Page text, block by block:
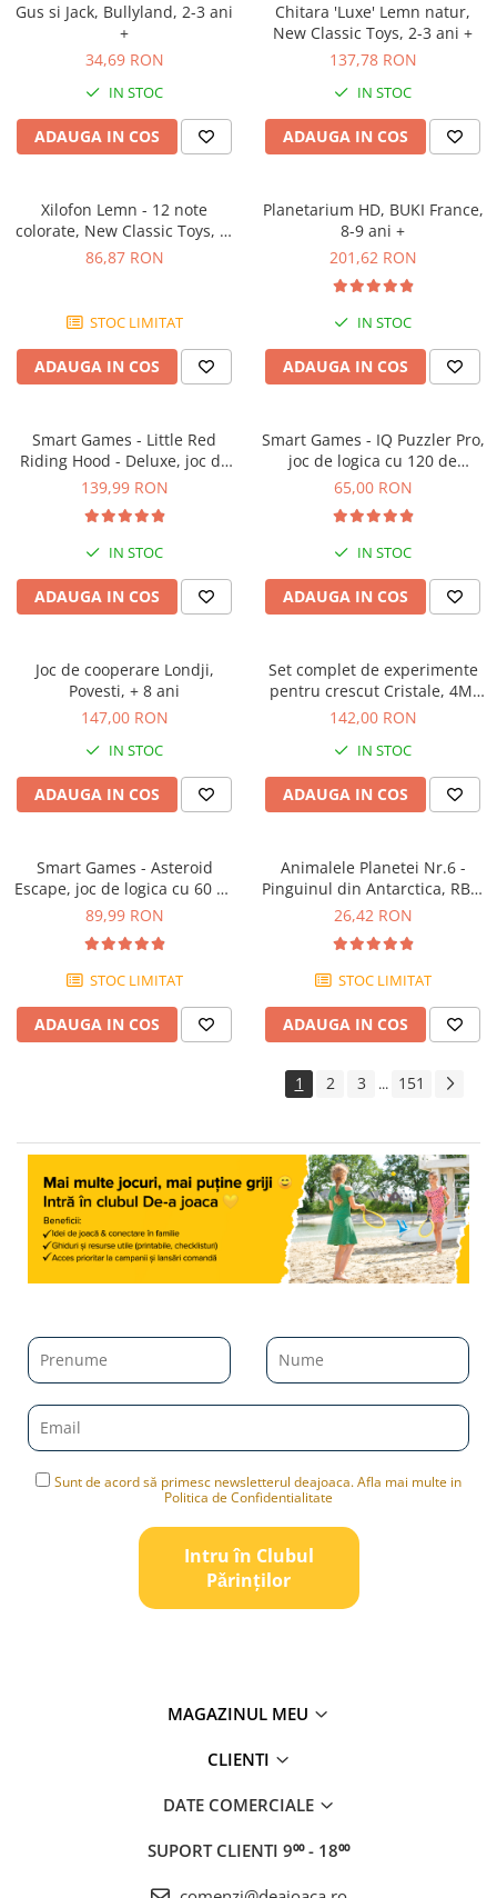
Gus si Jack, Bullyland, 2-3 ani
+
34,69 RON
IN STOC
ADAUGA IN COS
Chitara 'Luxe' Lemn natur,
New Classic Toys, 2-3 ani +
137,78 RON
IN STOC
ADAUGA IN COS
Xilofon Lemn - 12 note
colorate, New Classic Toys, 1-
2 ani +
86,87 RON
STOC LIMITAT
ADAUGA IN COS
Planetarium HD, BUKI France,
8-9 ani +
201,62 RON
IN STOC
ADAUGA IN COS
Smart Games - Little Red
Riding Hood - Deluxe, joc de
logica cu 48 de provocari, 4+
139,99 RON
IN STOC
ADAUGA IN COS
Smart Games - IQ Puzzler Pro,
joc de logica cu 120 de
provocari, 6+ ani
65,00 RON
IN STOC
ADAUGA IN COS
Joc de cooperare Londji,
Povesti, + 8 ani
147,00 RON
IN STOC
ADAUGA IN COS
Set complet de experimente
pentru crescut Cristale, 4M,
+10 ani
142,00 RON
IN STOC
ADAUGA IN COS
Smart Games - Asteroid
Escape, joc de logica cu 60 de
provocari, 8+ ani
89,99 RON
STOC LIMITAT
ADAUGA IN COS
Animalele Planetei Nr.6 -
Pinguinul din Antarctica, RBA,
18 luni+
26,42 RON
STOC LIMITAT
ADAUGA IN COS
1 2 3 ... 151
Sunt de acord să primesc newsletterul deajoaca. Afla mai multe in
Politica de Confidentialitate
Intru în Clubul
Pǎrinților
MAGAZINUL MEU
CLIENTI
DATE COMERCIALE
SUPORT CLIENTI 9⁰⁰ - 18⁰⁰